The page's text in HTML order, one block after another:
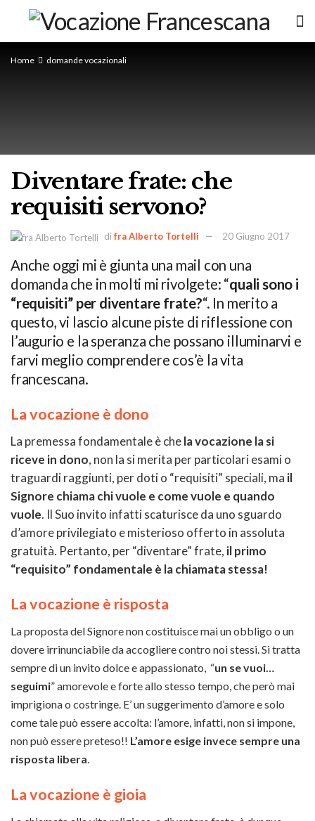
Home domande vocazionali
Diventare frate: che
requisiti servono?
difra Alberto Tortelli 20 Giugno 2017
Anche oggi mi è giunta una mail con una
domanda che in molti mi rivolgete: “quali sono i
“requisiti” per diventare frate?“. In merito a
questo, vi lascio alcune piste di riflessione con
l’augurio e la speranza che possano illuminarvi e
farvi meglio comprendere cos’è la vita
francescana.
La vocazione è dono
La premessa fondamentale è chela vocazione la si
riceve in dono, non la si merita per particolari esami o
traguardi raggiunti, per doti o “requisiti” speciali, ma il
Signore chiama chi vuole e come vuole e quando
vuole. Il Suo invito infatti scaturisce da uno sguardo
d’amore privilegiato e misterioso offerto in assoluta
gratuità. Pertanto, per “diventare” frate, il primo
“requisito” fondamentale è la chiamata stessa!
La vocazione è risposta
La proposta del Signore non costituisce mai un obbligo o un
dovere irrinunciabile da accogliere contro noi stessi. Si tratta
sempre di un invito dolce e appassionato, “un se vuoi…
seguimi” amorevole e forte allo stesso tempo, che però mai
imprigiona o costringe. E’ un suggerimento d’amore e solo
come tale può essere accolta: l’amore, infatti, non si impone,
non può essere preteso!! L’amore esige invece sempre una
risposta libera.
La vocazione è gioia